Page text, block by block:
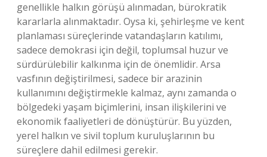
genellikle halkın görüşü alınmadan, bürokratik
kararlarla alınmaktadır. Oysa ki, şehirleşme ve kent
planlaması süreçlerinde vatandaşların katılımı,
sadece demokrasi için değil, toplumsal huzur ve
sürdürülebilir kalkınma için de önemlidir. Arsa
vasfının değiştirilmesi, sadece bir arazinin
kullanımını değiştirmekle kalmaz, aynı zamanda o
bölgedeki yaşam biçimlerini, insan ilişkilerini ve
ekonomik faaliyetleri de dönüştürür. Bu yüzden,
yerel halkın ve sivil toplum kuruluşlarının bu
süreçlere dahil edilmesi gerekir.